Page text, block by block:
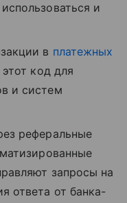
и
в платежных
код для
и систем
реферальные
запросы на
ответа от банка-